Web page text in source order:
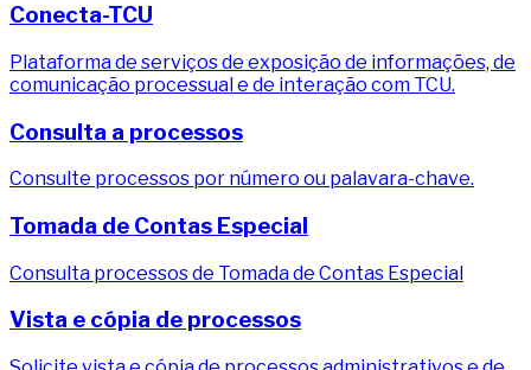
Conecta-TCU
Plataforma de serviços de exposição de informações, de
comunicação processual e de interação com TCU.
Consulta a processos
Consulte processos por número ou palavara-chave.
Tomada de Contas Especial
Consulta processos de Tomada de Contas Especial
Vista e cópia de processos